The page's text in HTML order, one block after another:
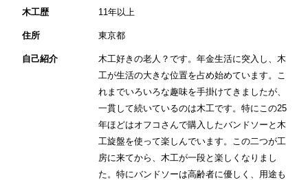
木工歴 11年以上
住所 東京都
自己紹介
木工好きの老人？です。年金生活に突入し、木
工が生活の大きな位置を占め始めています。こ
れまでいろいろな趣味を手掛けてきましたが、
一貫して続いているのは木工です。特にこの25
年ほどはオフコさんで購入したバンドソーと木
工旋盤を使って楽しんでいます。この二つが工
房に来てから、木工が一段と楽しくなりまし
た。特にバンドソーは高齢者に優しく、用途も